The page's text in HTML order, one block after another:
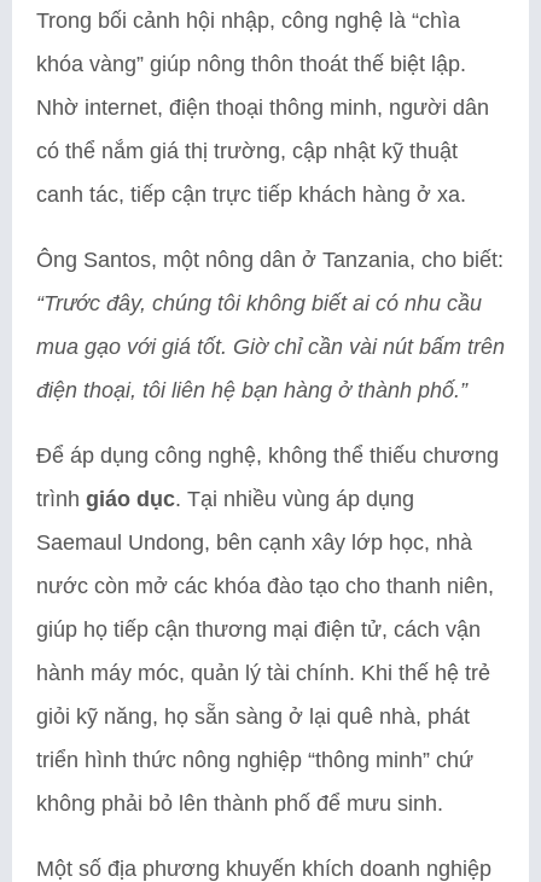
Trong bối cảnh hội nhập, công nghệ là “chìa
khóa vàng” giúp nông thôn thoát thế biệt lập.
Nhờ internet, điện thoại thông minh, người dân
có thể nắm giá thị trường, cập nhật kỹ thuật
canh tác, tiếp cận trực tiếp khách hàng ở xa.
Ông Santos, một nông dân ở Tanzania, cho biết:
“Trước đây, chúng tôi không biết ai có nhu cầu
mua gạo với giá tốt. Giờ chỉ cần vài nút bấm trên
điện thoại, tôi liên hệ bạn hàng ở thành phố.”
Để áp dụng công nghệ, không thể thiếu chương
trình giáo dục. Tại nhiều vùng áp dụng
Saemaul Undong, bên cạnh xây lớp học, nhà
nước còn mở các khóa đào tạo cho thanh niên,
giúp họ tiếp cận thương mại điện tử, cách vận
hành máy móc, quản lý tài chính. Khi thế hệ trẻ
giỏi kỹ năng, họ sẵn sàng ở lại quê nhà, phát
triển hình thức nông nghiệp “thông minh” chứ
không phải bỏ lên thành phố để mưu sinh.
Một số địa phương khuyến khích doanh nghiệp